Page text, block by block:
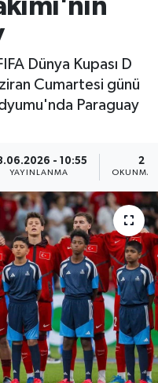
Dünya Kupası D
Cumartesi günü
Paraguay
- 10:55
YAYINLANMA
2
OKUNMA